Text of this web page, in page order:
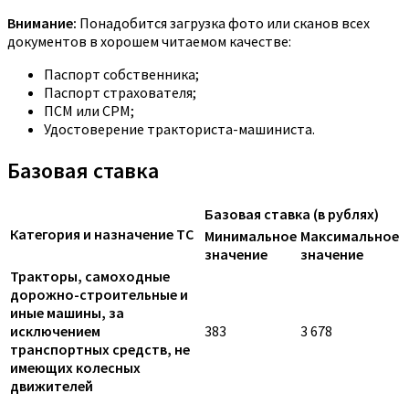
Внимание: Понадобится загрузка фото или сканов всех
документов в хорошем читаемом качестве:
Паспорт собственника;
Паспорт страхователя;
ПСМ или СРМ;
Удостоверение тракториста-машиниста.
Базовая ставка
Категория и назначение ТС
Базовая ставка (в рублях)
Минимальное
значение
Максимальное
значение
Тракторы, самоходные
дорожно-строительные и
иные машины, за
исключением
транспортных средств, не
имеющих колесных
движителей
383 3 678